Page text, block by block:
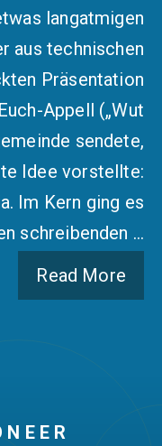
langatmigen
aus technischen
Präsentation
Appell („Wut
sendete,
Idee vorstellte:
Im Kern ging es
schreibenden …
Read More
E E R